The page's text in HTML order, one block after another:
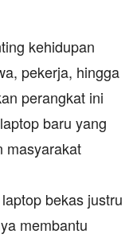
kehidupan
pekerja, hingga
perangkat ini
baru yang
masyarakat
bekas justru
membantu